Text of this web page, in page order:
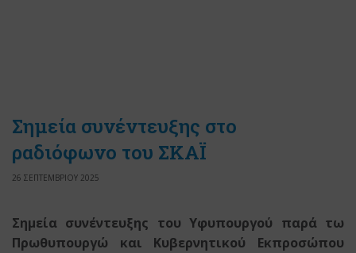
Σημεία συνέντευξης στο
ραδιόφωνο του ΣΚΑΪ
26 ΣΕΠΤΕΜΒΡΙΟΥ 2025
Σημεία συνέντευξης του Υφυπουργού παρά τω
Πρωθυπουργώ και Κυβερνητικού Εκπροσώπου